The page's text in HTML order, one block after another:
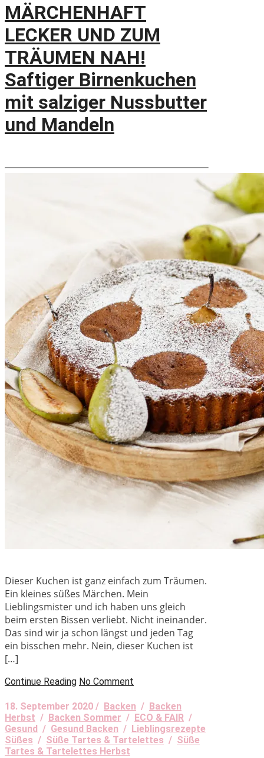
MÄRCHENHAFT
LECKER UND ZUM
TRÄUMEN NAH!
Saftiger Birnenkuchen
mit salziger Nussbutter
und Mandeln
Dieser Kuchen ist ganz einfach zum Träumen.
Ein kleines süßes Märchen. Mein
Lieblingsmister und ich haben uns gleich
beim ersten Bissen verliebt. Nicht ineinander.
Das sind wir ja schon längst und jeden Tag
ein bisschen mehr. Nein, dieser Kuchen ist
[…]
Continue Reading No Comment
18. September 2020 / Backen / Backen
Herbst / Backen Sommer / ECO & FAIR /
Gesund / Gesund Backen / Lieblingsrezepte
Süßes / Süße Tartes & Tartelettes / Süße
Tartes & Tartelettes Herbst